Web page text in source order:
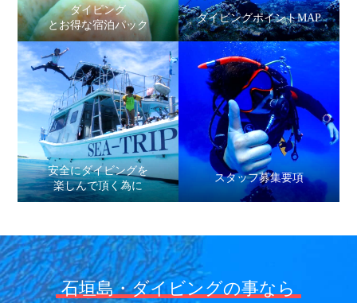
ダイビング
とお得な宿泊パック
ダイビングポイントMAP
安全にダイビングを
楽しんで頂く為に
スタッフ募集要項
石垣島・ダイビングの事なら